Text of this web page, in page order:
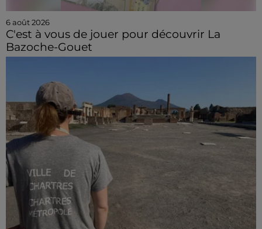
6 août 2026
C'est à vous de jouer pour découvrir La
Bazoche-Gouet